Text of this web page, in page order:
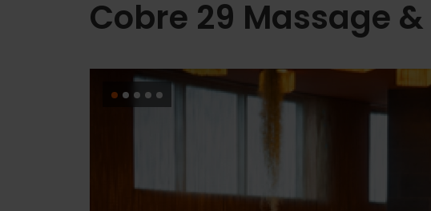
Cobre 29 Massage &